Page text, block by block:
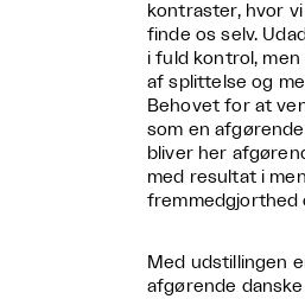
kontraster, hvor
finde os selv.
i fuld kontrol,
af splittelse og
Behovet for at
som en
bliver her
med resultat i
fremmedgjorthed
Med udstillingen
afgørende